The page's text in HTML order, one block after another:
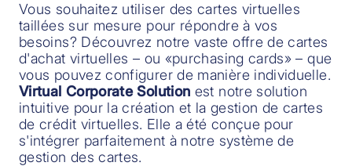
Vous souhaitez utiliser des cartes virtuelles
taillées sur mesure pour répondre à vos
besoins? Découvrez notre vaste offre de cartes
d'achat virtuelles – ou «purchasing cards» – que
vous pouvez configurer de manière individuelle.
Virtual Corporate Solution est notre solution
intuitive pour la création et la gestion de cartes
de crédit virtuelles. Elle a été conçue pour
s'intégrer parfaitement à notre système de
gestion des cartes.